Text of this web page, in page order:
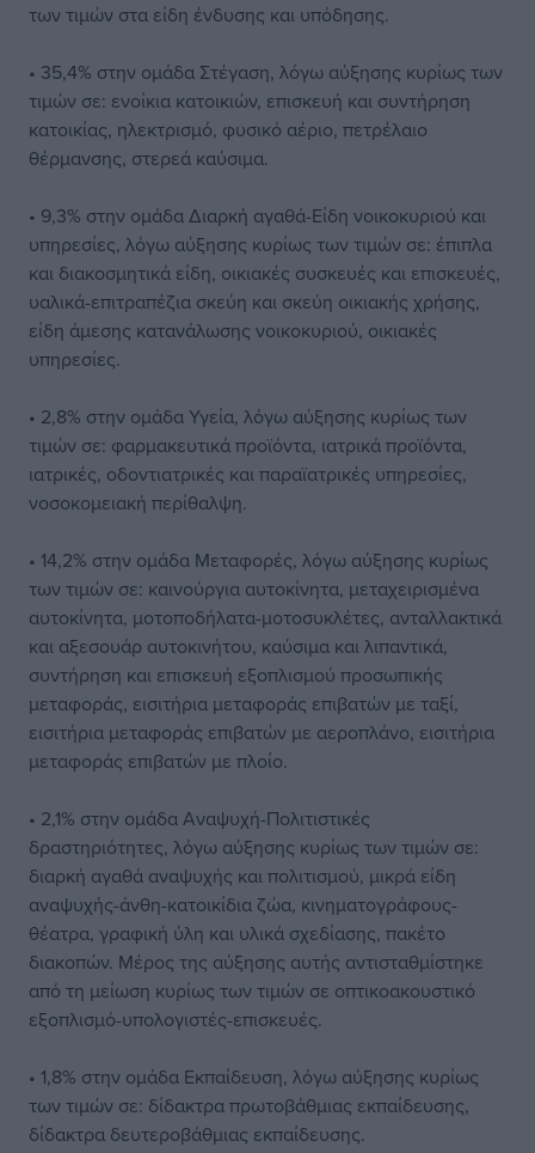
των τιμών στα είδη ένδυσης και υπόδησης.
• 35,4% στην ομάδα Στέγαση, λόγω αύξησης κυρίως των
τιμών σε: ενοίκια κατοικιών, επισκευή και συντήρηση
κατοικίας, ηλεκτρισμό, φυσικό αέριο, πετρέλαιο
θέρμανσης, στερεά καύσιμα.
• 9,3% στην ομάδα Διαρκή αγαθά-Είδη νοικοκυριού και
υπηρεσίες, λόγω αύξησης κυρίως των τιμών σε: έπιπλα
και διακοσμητικά είδη, οικιακές συσκευές και επισκευές,
υαλικά-επιτραπέζια σκεύη και σκεύη οικιακής χρήσης,
είδη άμεσης κατανάλωσης νοικοκυριού, οικιακές
υπηρεσίες.
• 2,8% στην ομάδα Υγεία, λόγω αύξησης κυρίως των
τιμών σε: φαρμακευτικά προϊόντα, ιατρικά προϊόντα,
ιατρικές, οδοντιατρικές και παραϊατρικές υπηρεσίες,
νοσοκομειακή περίθαλψη.
• 14,2% στην ομάδα Μεταφορές, λόγω αύξησης κυρίως
των τιμών σε: καινούργια αυτοκίνητα, μεταχειρισμένα
αυτοκίνητα, μοτοποδήλατα-μοτοσυκλέτες, ανταλλακτικά
και αξεσουάρ αυτοκινήτου, καύσιμα και λιπαντικά,
συντήρηση και επισκευή εξοπλισμού προσωπικής
μεταφοράς, εισιτήρια μεταφοράς επιβατών με ταξί,
εισιτήρια μεταφοράς επιβατών με αεροπλάνο, εισιτήρια
μεταφοράς επιβατών με πλοίο.
• 2,1% στην ομάδα Αναψυχή-Πολιτιστικές
δραστηριότητες, λόγω αύξησης κυρίως των τιμών σε:
διαρκή αγαθά αναψυχής και πολιτισμού, μικρά είδη
αναψυχής-άνθη-κατοικίδια ζώα, κινηματογράφους-
θέατρα, γραφική ύλη και υλικά σχεδίασης, πακέτο
διακοπών. Μέρος της αύξησης αυτής αντισταθμίστηκε
από τη μείωση κυρίως των τιμών σε οπτικοακουστικό
εξοπλισμό-υπολογιστές-επισκευές.
• 1,8% στην ομάδα Εκπαίδευση, λόγω αύξησης κυρίως
των τιμών σε: δίδακτρα πρωτοβάθμιας εκπαίδευσης,
δίδακτρα δευτεροβάθμιας εκπαίδευσης.